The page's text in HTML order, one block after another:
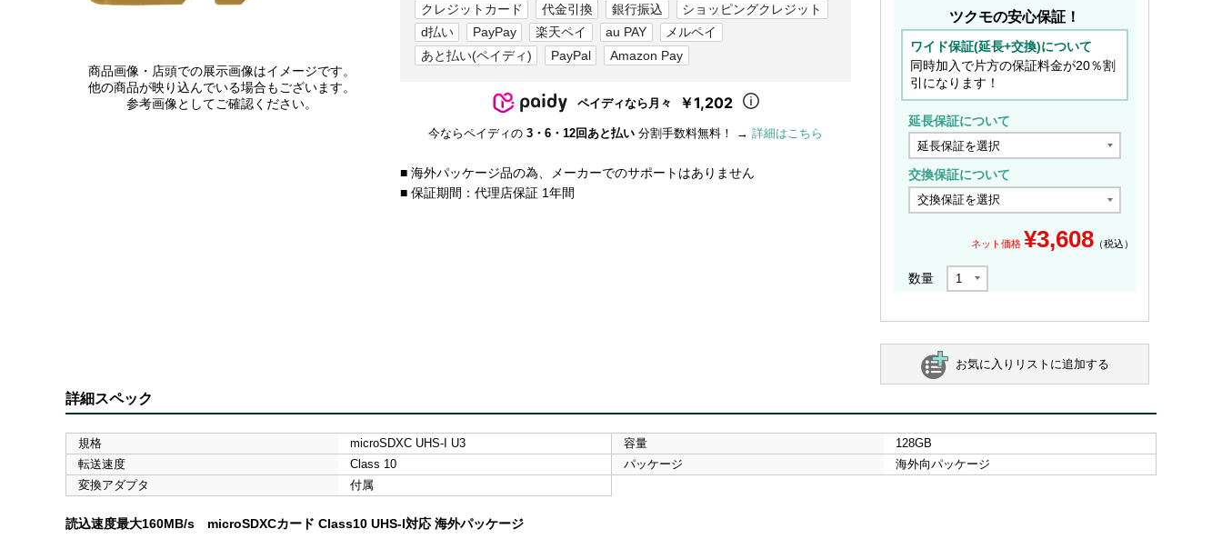
商品画像・店頭での展示画像はイメージです。
他の商品が映り込んでいる場合もございます。
参考画像としてご確認ください。
クレジットカード 代金引換 銀行振込
ショッピングクレジット
d払い
PayPay 楽天ペイ au PAY
メルペイ
あと払い(ペイディ)
PayPal Amazon Pay
ペイディなら月々 ￥1,202
今ならペイディの 3・6・12回あと払い 分割手数料無料！ → 詳細はこちら
■ 海外パッケージ品の為、メーカーでのサポートはありません
■ 保証期間：代理店保証 1年間
ツクモの安心保証！
ワイド保証(延長+交換)について
同時加入で片方の保証料金が20％割
引になります！
延長保証について
交換保証について
ネット価格 ¥3,608 （税込）
数量
お気に入りリストに追加する
詳細スペック
規格 microSDXC UHS-I U3 容量
128GB
転送速度
Class 10 パッケージ
海外向パッケージ
変換アダプタ
付属
読込速度最大160MB/s microSDXCカード Class10 UHS-I対応 海外パッケージ